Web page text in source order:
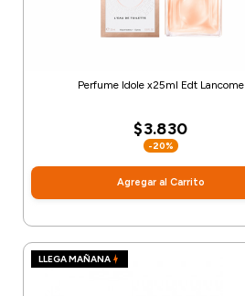
Perfume Idole x25ml Edt Lancome
$3.830
-20%
Agregar al Carrito
LLEGA MAÑANA